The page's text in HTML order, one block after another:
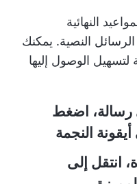
النهائية
النصية. يمكنك
الوصول إليها
رسالة، اضغط
النجمة
انتقل إلى